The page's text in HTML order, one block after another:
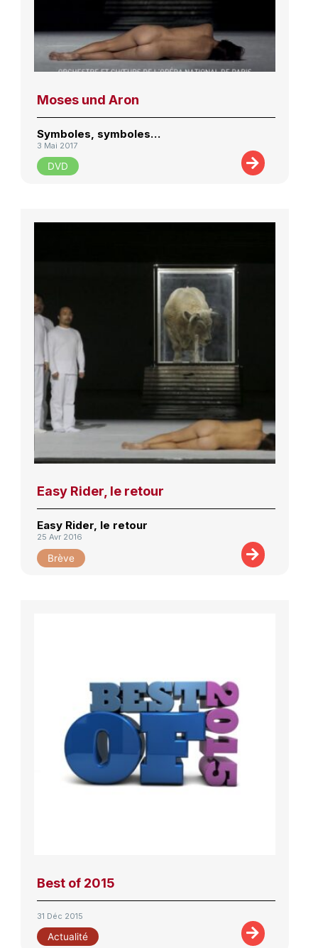
Moses und Aron
Symboles, symboles…
3 Mai 2017
DVD
Easy Rider, le retour
Easy Rider, le retour
25 Avr 2016
Brève
Best of 2015
31 Déc 2015
Actualité